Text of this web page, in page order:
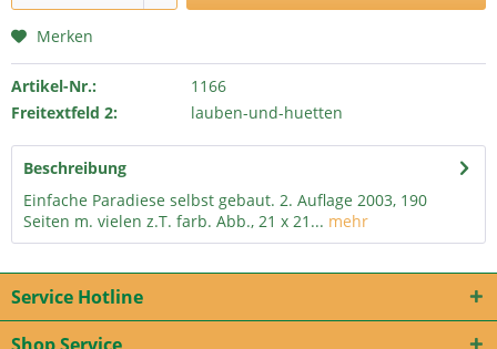
Merken
Artikel-Nr.:
1166
Freitextfeld 2:
lauben-und-huetten
Beschreibung
Einfache Paradiese selbst gebaut. 2. Auflage 2003, 190
Seiten m. vielen z.T. farb. Abb., 21 x 21... mehr
Service Hotline